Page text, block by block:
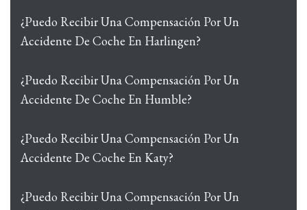
¿Puedo Recibir Una Compensación Por Un
Accidente De Coche En Harlingen?
¿Puedo Recibir Una Compensación Por Un
Accidente De Coche En Humble?
¿Puedo Recibir Una Compensación Por Un
Accidente De Coche En Katy?
¿Puedo Recibir Una Compensación Por Un